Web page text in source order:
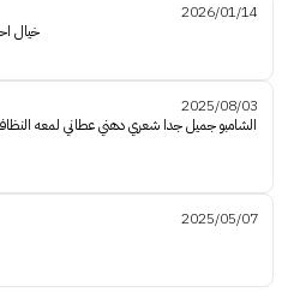
2026/01/14
خيال
2025/08/03
الشامبو جميل جدا شعري دهني عطاني لمعه
2025/05/07